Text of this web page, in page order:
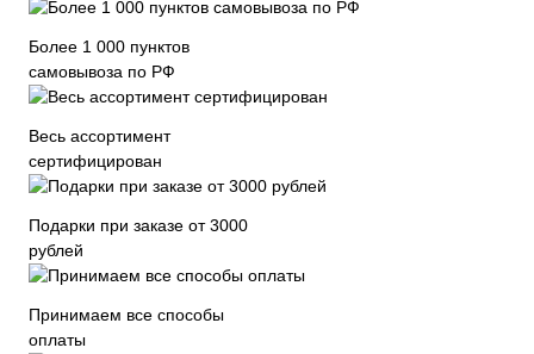
Более 1 000 пунктов
самовывоза по РФ
Весь ассортимент
сертифицирован
Подарки при заказе от 3000
рублей
Принимаем все способы
оплаты